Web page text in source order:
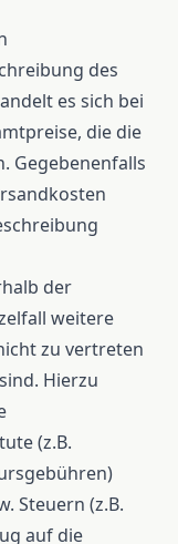
des
es sich bei
die die
Gegebenenfalls
der
weitere
zu vertreten
Hierzu
(z.B.
Steuern (z.B.
auf die